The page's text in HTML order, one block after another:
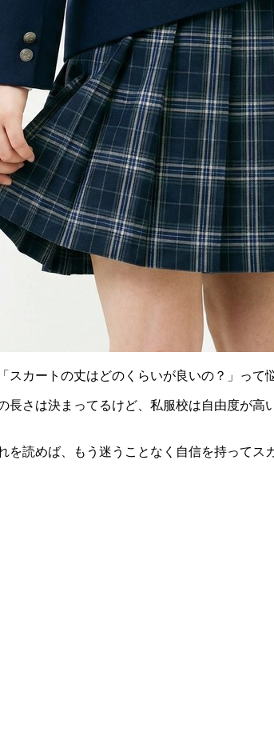
カートの丈はどのくらいが良いの？」って
さは決まってるけど、私服校は自由度が高
読めば、もう迷うことなく自信を持ってス